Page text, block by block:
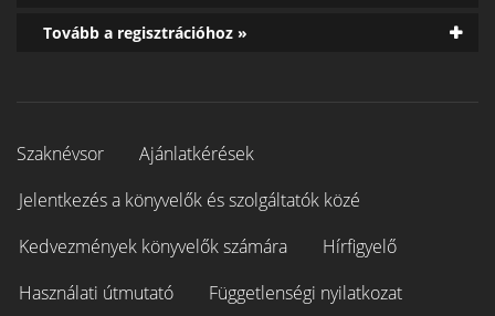
Tovább a regisztrációhoz »
Szaknévsor
Ajánlatkérések
Jelentkezés a könyvelők és szolgáltatók közé
Kedvezmények könyvelők számára
Hírfigyelő
Használati útmutató
Függetlenségi nyilatkozat